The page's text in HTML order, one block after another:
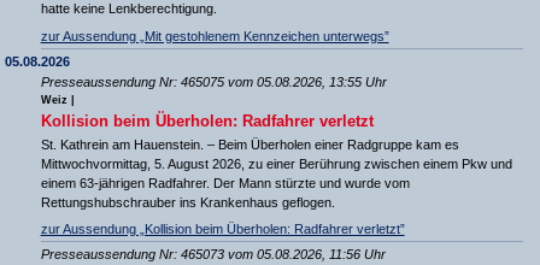
hatte keine Lenkberechtigung.
zur Aussendung „Mit gestohlenem Kennzeichen unterwegs”
05.08.2026
Presseaussendung Nr: 465075 vom 05.08.2026, 13:55 Uhr
Weiz |
Kollision beim Überholen: Radfahrer verletzt
St. Kathrein am Hauenstein. – Beim Überholen einer Radgruppe kam es
Mittwochvormittag, 5. August 2026, zu einer Berührung zwischen einem Pkw und
einem 63-jährigen Radfahrer. Der Mann stürzte und wurde vom
Rettungshubschrauber ins Krankenhaus geflogen.
zur Aussendung „Kollision beim Überholen: Radfahrer verletzt”
Presseaussendung Nr: 465073 vom 05.08.2026, 11:56 Uhr